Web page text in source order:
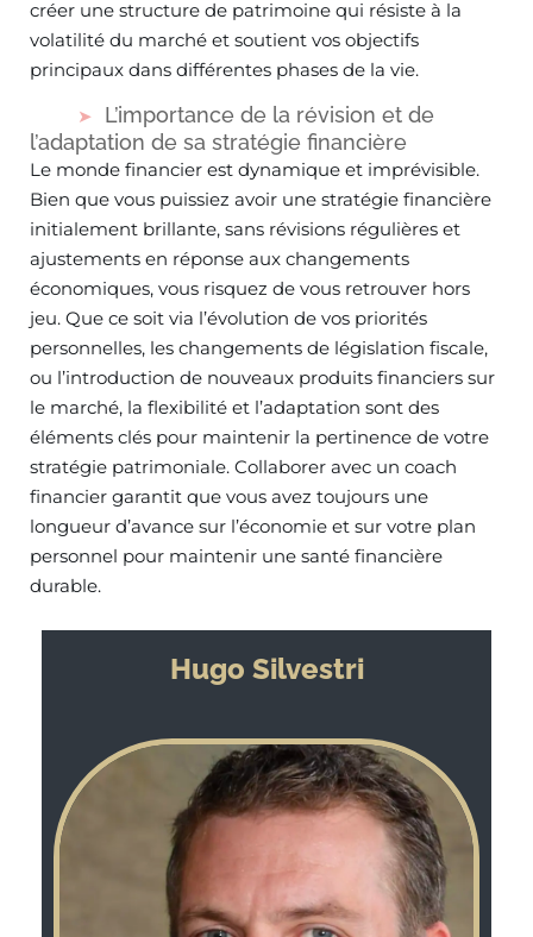
créer une structure de patrimoine qui résiste à la
volatilité du marché et soutient vos objectifs
principaux dans différentes phases de la vie.
L’importance de la révision et de
l’adaptation de sa stratégie financière
Le monde financier est dynamique et imprévisible.
Bien que vous puissiez avoir une stratégie financière
initialement brillante, sans révisions régulières et
ajustements en réponse aux changements
économiques, vous risquez de vous retrouver hors
jeu. Que ce soit via l’évolution de vos priorités
personnelles, les changements de législation fiscale,
ou l’introduction de nouveaux produits financiers sur
le marché, la flexibilité et l’adaptation sont des
éléments clés pour maintenir la pertinence de votre
stratégie patrimoniale. Collaborer avec un coach
financier garantit que vous avez toujours une
longueur d’avance sur l’économie et sur votre plan
personnel pour maintenir une santé financière
durable.
Hugo Silvestri